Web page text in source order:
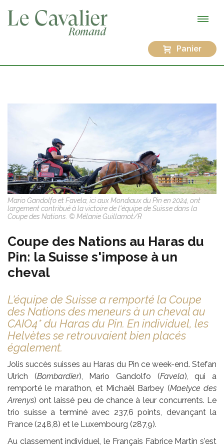
Panier
Mario Gandolfo et Favela, ici aux Mondiaux du Pin en 2024, ont
largement contribué à la victoire de l'équipe de Suisse dans la
Coupe des Nations. © Mélanie Guillamot/R
Coupe des Nations au Haras du
Pin: la Suisse s'impose à un
cheval
L'équipe de Suisse a remporté la Coupe
des Nations des meneurs à un cheval au
CAIO4* du Haras du Pin. En individuel, les
Helvètes se retrouvaient bien placés
également.
Jolis succès suisses au Haras du Pin ce week-end. Stefan
Ulrich (Bombardier), Mario Gandolfo (Favela), qui a
remporté le marathon, et Michaël Barbey (Maelyce des
Arrenys) ont laissé peu de chance à leur concurrents. Le
trio suisse a terminé avec 237,6 points, devançant la
France (248,8) et le Luxembourg (287,9).
Au classement individuel, le Français Fabrice Martin s'est